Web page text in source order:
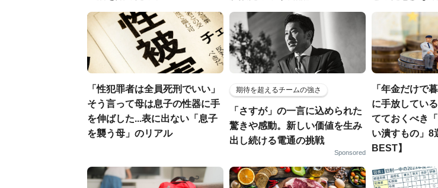
「性犯罪者は全員死刑でいい」
そう言って母は息子の性器に手
を伸ばした...表に出ない「息子
を襲う母」のリアル
期待を超えるチームの強さ
「さすが」の一言に込められた
驚きや感動。新しい価値を生み
出し続ける電通の挑戦
Sponsored
「年金だけで
に手放してい
てておくべき
い潰すもの」8
BEST】